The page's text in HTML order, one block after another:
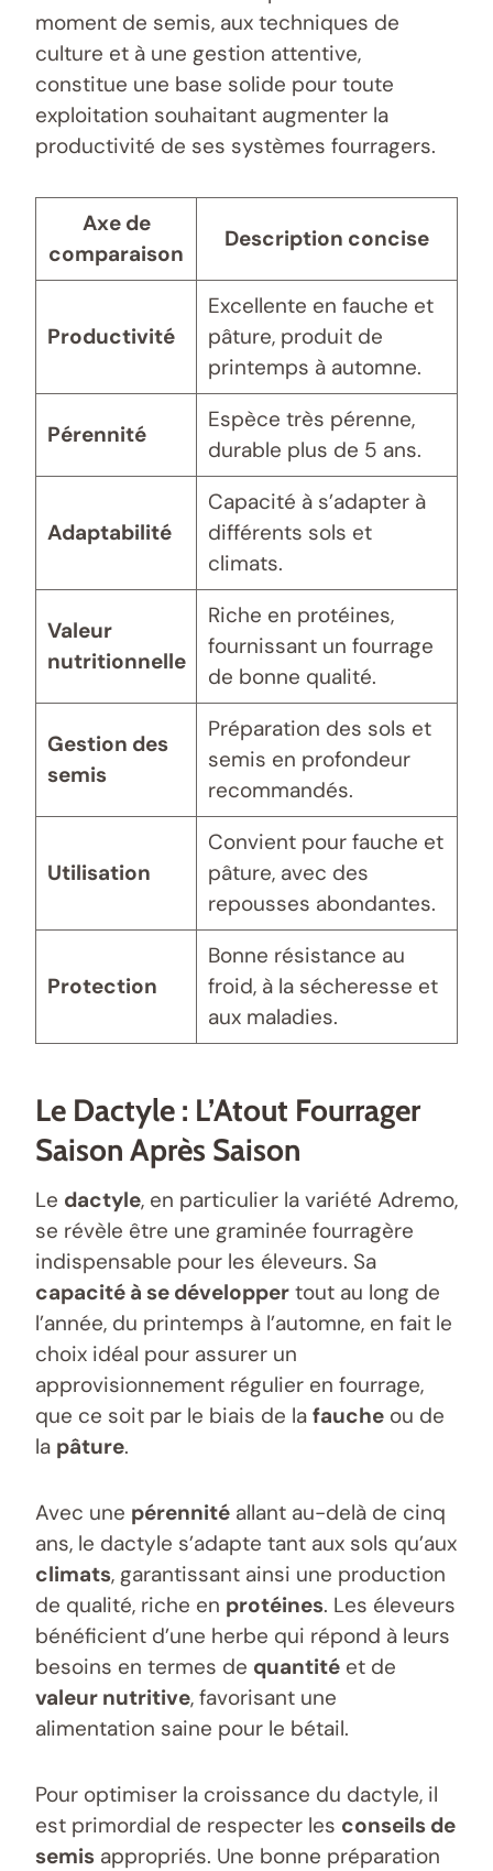
moment de semis, aux techniques de
culture et à une gestion attentive,
constitue une base solide pour toute
exploitation souhaitant augmenter la
productivité de ses systèmes fourragers.
Axe de
comparaison
Description concise
Productivité
Excellente en fauche et
pâture, produit de
printemps à automne.
Pérennité
Espèce très pérenne,
durable plus de 5 ans.
Adaptabilité
Capacité à s’adapter à
différents sols et
climats.
Valeur
nutritionnelle
Riche en protéines,
fournissant un fourrage
de bonne qualité.
Gestion des
semis
Préparation des sols et
semis en profondeur
recommandés.
Utilisation
Convient pour fauche et
pâture, avec des
repousses abondantes.
Protection
Bonne résistance au
froid, à la sécheresse et
aux maladies.
Le Dactyle : L’Atout Fourrager
Saison Après Saison
Le dactyle, en particulier la variété Adremo,
se révèle être une graminée fourragère
indispensable pour les éleveurs. Sa
capacité à se développer tout au long de
l’année, du printemps à l’automne, en fait le
choix idéal pour assurer un
approvisionnement régulier en fourrage,
que ce soit par le biais de la fauche ou de
la pâture.
Avec une pérennité allant au-delà de cinq
ans, le dactyle s’adapte tant aux sols qu’aux
climats, garantissant ainsi une production
de qualité, riche en protéines. Les éleveurs
bénéficient d’une herbe qui répond à leurs
besoins en termes de quantité et de
valeur nutritive, favorisant une
alimentation saine pour le bétail.
Pour optimiser la croissance du dactyle, il
est primordial de respecter les conseils de
semis appropriés. Une bonne préparation